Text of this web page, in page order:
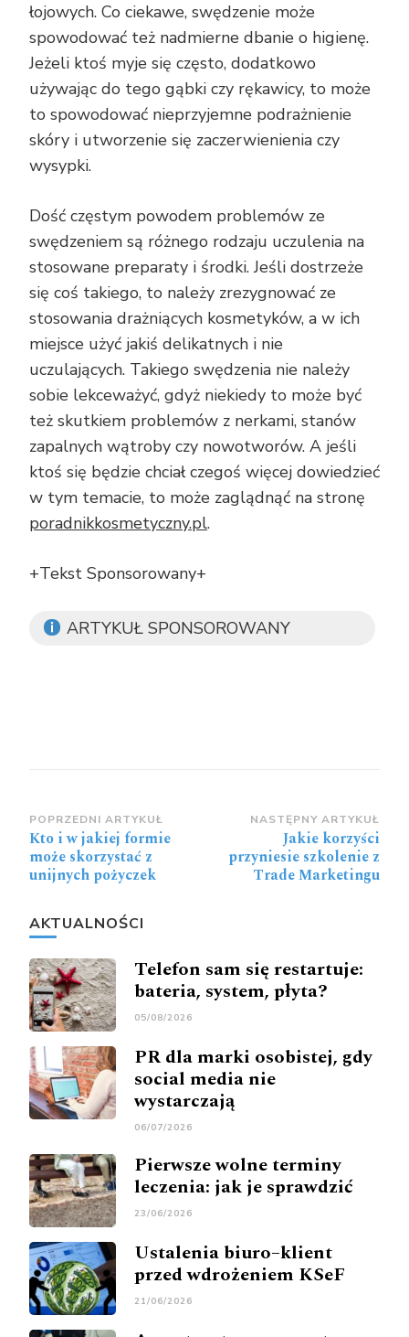
łojowych. Co ciekawe, swędzenie może
spowodować też nadmierne dbanie o higienę.
Jeżeli ktoś myje się często, dodatkowo
używając do tego gąbki czy rękawicy, to może
to spowodować nieprzyjemne podrażnienie
skóry i utworzenie się zaczerwienienia czy
wysypki.
Dość częstym powodem problemów ze
swędzeniem są różnego rodzaju uczulenia na
stosowane preparaty i środki. Jeśli dostrzeże
się coś takiego, to należy zrezygnować ze
stosowania drażniących kosmetyków, a w ich
miejsce użyć jakiś delikatnych i nie
uczulających. Takiego swędzenia nie należy
sobie lekceważyć, gdyż niekiedy to może być
też skutkiem problemów z nerkami, stanów
zapalnych wątroby czy nowotworów. A jeśli
ktoś się będzie chciał czegoś więcej dowiedzieć
w tym temacie, to może zaglądnąć na stronę
poradnikkosmetyczny.pl.
+Tekst Sponsorowany+
ARTYKUŁ SPONSOROWANY
Zobacz
wpisy
POPRZEDNI ARTYKUŁ
Kto i w jakiej formie
może skorzystać z
unijnych pożyczek
NASTĘPNY ARTYKUŁ
Jakie korzyści
przyniesie szkolenie z
Trade Marketingu
AKTUALNOŚCI
Telefon sam się restartuje:
bateria, system, płyta?
05/08/2026
PR dla marki osobistej, gdy
social media nie
wystarczają
06/07/2026
Pierwsze wolne terminy
leczenia: jak je sprawdzić
23/06/2026
Ustalenia biuro–klient
przed wdrożeniem KSeF
21/06/2026